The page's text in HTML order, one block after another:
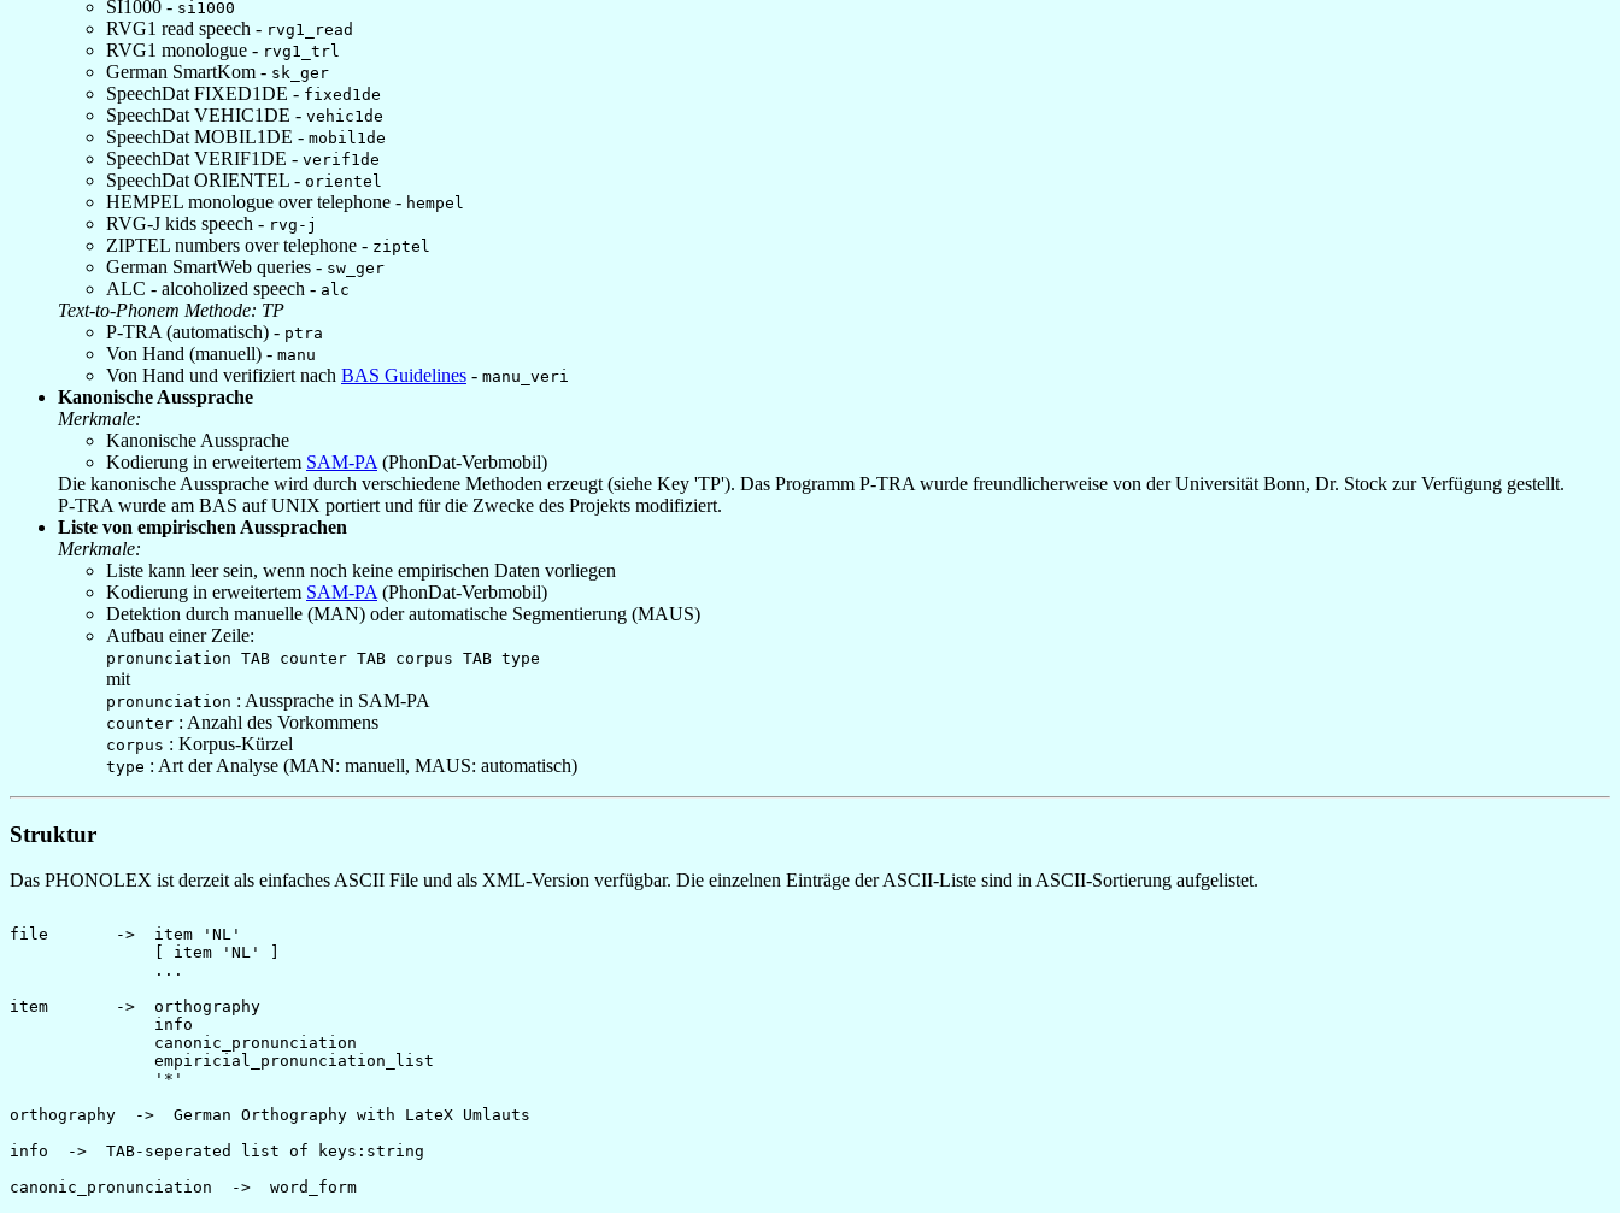
SI1000 - si1000
RVG1 read speech - rvg1_read
RVG1 monologue - rvg1_trl
German SmartKom - sk_ger
SpeechDat FIXED1DE - fixed1de
SpeechDat VEHIC1DE - vehic1de
SpeechDat MOBIL1DE - mobil1de
SpeechDat VERIF1DE - verif1de
SpeechDat ORIENTEL - orientel
HEMPEL monologue over telephone - hempel
RVG-J kids speech - rvg-j
ZIPTEL numbers over telephone - ziptel
German SmartWeb queries - sw_ger
ALC - alcoholized speech - alc
Text-to-Phonem Methode: TP
P-TRA (automatisch) - ptra
Von Hand (manuell) - manu
Von Hand und verifiziert nach BAS Guidelines - manu_veri
Kanonische Aussprache
Merkmale:
Kanonische Aussprache
Kodierung in erweitertem SAM-PA (PhonDat-Verbmobil)
Die kanonische Aussprache wird durch verschiedene Methoden erzeugt (siehe Key 'TP'). Das Programm P-TRA wurde freundlicherweise von der Universität Bonn, Dr. Stock zur Verfügung gestellt.
P-TRA wurde am BAS auf UNIX portiert und für die Zwecke des Projekts modifiziert.
Liste von empirischen Aussprachen
Merkmale:
Liste kann leer sein, wenn noch keine empirischen Daten vorliegen
Kodierung in erweitertem SAM-PA (PhonDat-Verbmobil)
Detektion durch manuelle (MAN) oder automatische Segmentierung (MAUS)
Aufbau einer Zeile:
pronunciation TAB counter TAB corpus TAB type
mit
pronunciation : Aussprache in SAM-PA
counter : Anzahl des Vorkommens
corpus : Korpus-Kürzel
type : Art der Analyse (MAN: manuell, MAUS: automatisch)
Struktur
Das PHONOLEX ist derzeit als einfaches ASCII File und als XML-Version verfügbar. Die einzelnen Einträge der ASCII-Liste sind in ASCII-Sortierung aufgelistet.
file       ->  item 'NL'
               [ item 'NL' ]
               ...
item       ->  orthography
               info
               canonic_pronunciation
               empiricial_pronunciation_list
               '*'
orthography  ->  German Orthography with LateX Umlauts
info  ->  TAB-seperated list of keys:string
canonic_pronunciation  ->  word_form